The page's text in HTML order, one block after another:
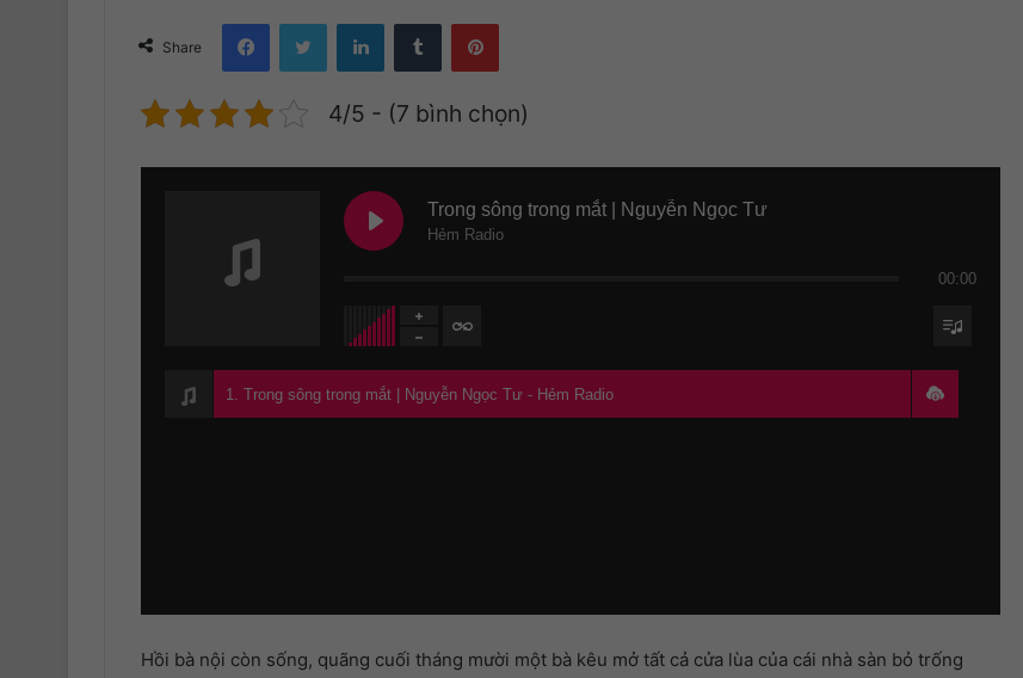
Share
4/5 - (7 bình chọn)
Trong sông trong mắt | Nguyễn Ngọc Tư
Hẻm Radio
00:00
1. Trong sông trong mắt | Nguyễn Ngọc Tư - Hẻm Radio
Hồi bà nội còn sống, quãng cuối tháng mười một bà kêu mở tất cả cửa lùa của cái nhà sàn bỏ trống